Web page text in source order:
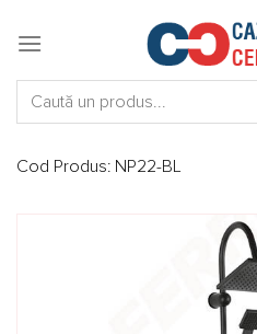
Cod Produs: NP22-BL